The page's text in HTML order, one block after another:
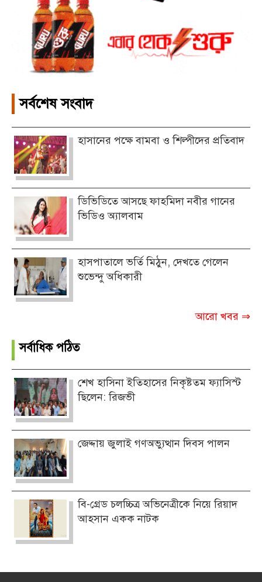
সর্বশেষ সংবাদ
হাসানের পক্ষে বামবা ও শিল্পীদের প্রতিবাদ
ডিভিডিতে আসছে ফাহমিদা নবীর গানের
ভিডিও অ্যালবাম
হাসপাতালে ভর্তি মিঠুন, দেখতে গেলেন
শুভেন্দু অধিকারী
আরো খবর ⇒
সর্বাধিক পঠিত
শেখ হাসিনা ইতিহাসের নিকৃষ্টতম ফ্যাসিস্ট
ছিলেন: রিজভী
জেদ্দায় জুলাই গণঅভ্যুত্থান দিবস পালন
বি-গ্রেড চলচ্চিত্র অভিনেত্রীকে নিয়ে রিয়াদ
আহসান একক নাটক